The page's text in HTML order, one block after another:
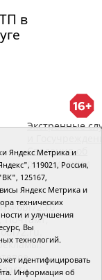
в
Экстренные
Сведения об
организации
Почтамт,
Яндекс Метрика и
119021, Россия,
125167,
Яндекс Метрика и
технических
и улучшения
Вы
технологий.
идентифицировать
Информация об